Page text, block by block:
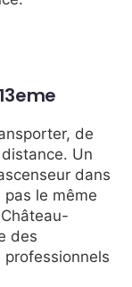
de
Un
dans
le même
des